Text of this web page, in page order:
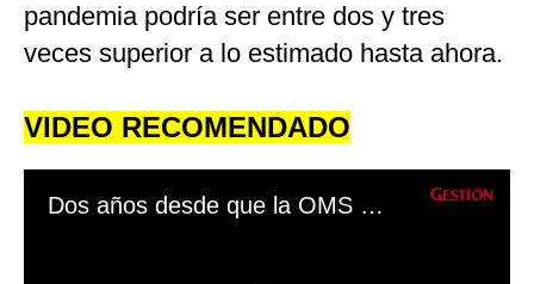
pandemia podría ser entre dos y tres
veces superior a lo estimado hasta ahora.
VIDEO RECOMENDADO
Dos años desde que la OMS declaró al coronavirus como pandemia